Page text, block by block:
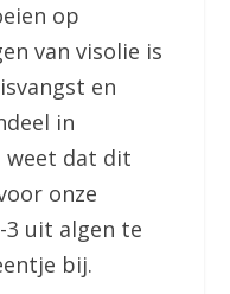
op
van visolie is
en
in
weet dat dit
onze
3 uit algen te
bij.